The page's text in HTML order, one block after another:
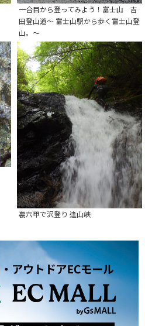
一合目から登ってみよう！富士山 吉
田登山道～ 富士山駅から歩く富士山登
山。～
裏六甲で沢登り 逢山峡